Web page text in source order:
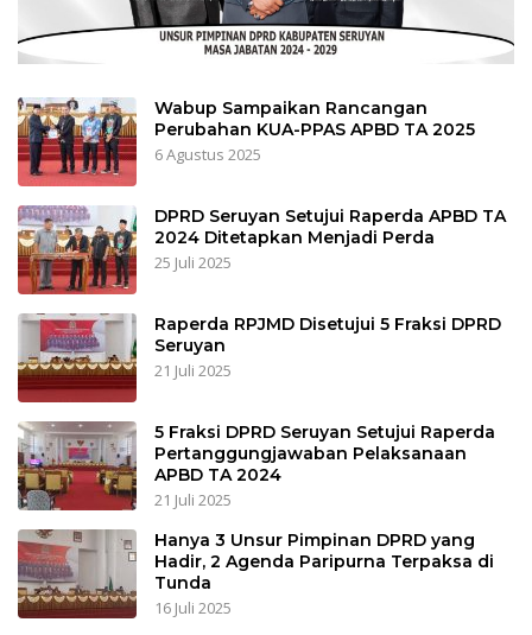
Wabup Sampaikan Rancangan
Perubahan KUA-PPAS APBD TA 2025
6 Agustus 2025
DPRD Seruyan Setujui Raperda APBD TA
2024 Ditetapkan Menjadi Perda
25 Juli 2025
Raperda RPJMD Disetujui 5 Fraksi DPRD
Seruyan
21 Juli 2025
5 Fraksi DPRD Seruyan Setujui Raperda
Pertanggungjawaban Pelaksanaan
APBD TA 2024
21 Juli 2025
Hanya 3 Unsur Pimpinan DPRD yang
Hadir, 2 Agenda Paripurna Terpaksa di
Tunda
16 Juli 2025